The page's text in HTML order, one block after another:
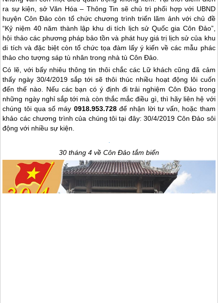
ra sự kiện, sở Văn Hóa – Thông Tin sẽ chủ trì phối hợp với UBND
huyện Côn Đảo còn tổ chức chương trình triển lãm ảnh với chủ đề
“Kỷ niệm 40 năm thành lập khu di tích lịch sử Quốc gia Côn Đảo”,
hội thảo các phương pháp bảo tồn và phát huy giá trị lịch sử của khu
di tích và đặc biệt còn tổ chức tọa đàm lấy ý kiến về các mẫu phác
thảo cho tượng sáp tù nhân trong nhà tùCôn Đảo
Có lẽ, với bấy nhiêu thông tin thôi chắc các Lữ khách cũng đã cảm
thấy ngày 30/4/2019 sắp tới sẽ thôi thúc nhiều hoạt động lôi cuốn
đến thế nào. Nếu các bạn có ý định đi trải nghiệm Côn Đảotrong
những ngày nghỉ sắp tới mà còn thắc mắc điều gì, thì hãy liên hệ với
chúng tôi qua số máy 0918.953.728để nhận lời tư vấn, hoặc tham
khảo các chương trình của chúng tôi tại đây: 30/4/2019 Côn Đảo sôi
động với nhiều sự kiện.
30 tháng 4 về Côn Đảo tắm biển